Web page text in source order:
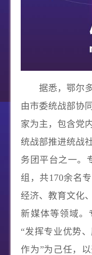
据悉，鄂尔
由市委统战部协
家为主，包含党
统战部推进统战
务团平台之一。
组，共170余名
经济、教育文化
新媒体等领域。
“发挥专业优势
作为”为己任，